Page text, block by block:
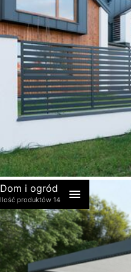
Dom i ogród
Ilość produktów 14